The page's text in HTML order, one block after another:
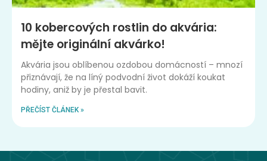
10 kobercových rostlin do akvária:
mějte originální akvárko!
Akvária jsou oblíbenou ozdobou domácností – mnozí
přiznávají, že na líný podvodní život dokáží koukat
hodiny, aniž by je přestal bavit.
PŘEČÍST ČLÁNEK »